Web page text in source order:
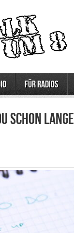
Für Radios
schon